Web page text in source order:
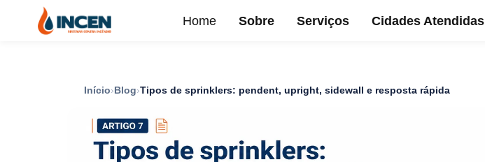
Home Sobre Serviços Cidades Atendidas
Início Blog Tipos de sprinklers: pendent, upright, sidewall e resposta rápida